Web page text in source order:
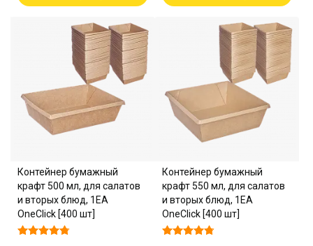
Контейнер бумажный
крафт 500 мл, для салатов
и вторых блюд, 1EA
OneClick [400 шт]
Контейнер бумажный
крафт 550 мл, для салатов
и вторых блюд, 1EA
OneClick [400 шт]